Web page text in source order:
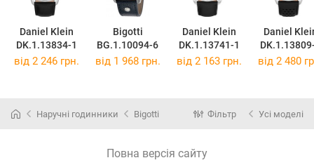
Daniel Klein
DK.1.13834-1
Bigotti
BG.1.10094-6
Daniel Klein
DK.1.13741-1
Daniel
від 2 246 грн. від 1 968 грн. від 2 163 грн. від 2 480
Наручні годинники Bigotti Фільтр Усі моделі
Повна версія сайту